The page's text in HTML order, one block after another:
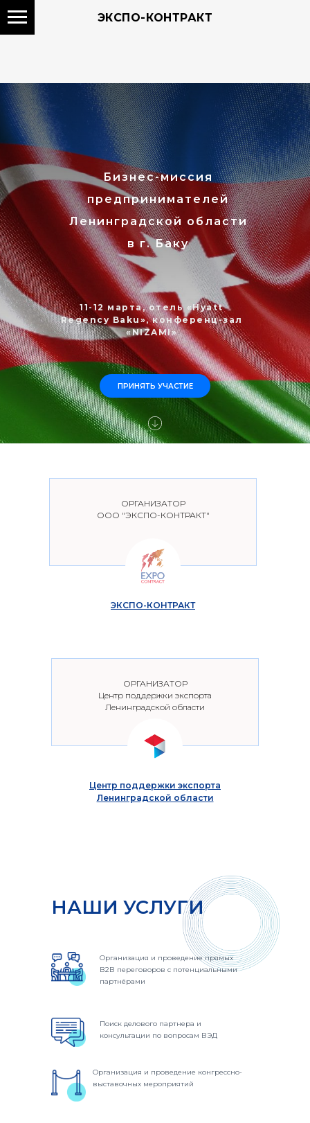
ЭКСПО-КОНТРАКТ
Бизнес-миссия
предпринимателей
Ленинградской области
в г. Баку
11-12 марта,отель «Hyatt
Regency Baku», конференц-зал
«NIZAMI»
ПРИНЯТЬ УЧАСТИЕ
ОРГАНИЗАТОР
Центр поддержки экспорта
Ленинградской области
Центр поддержки экспорта
Ленинградской области
ОРГАНИЗАТОР
ООО "ЭКСПО-КОНТРАКТ"
ЭКСПО-КОНТРАКТ
НАШИ УСЛУГИ
Организация и проведение прямых
В2В переговоров с потенциальными
партнёрами
Поиск делового партнера и
консультации по вопросам ВЭД
Организация и проведение конгрессно-
выставочных мероприятий